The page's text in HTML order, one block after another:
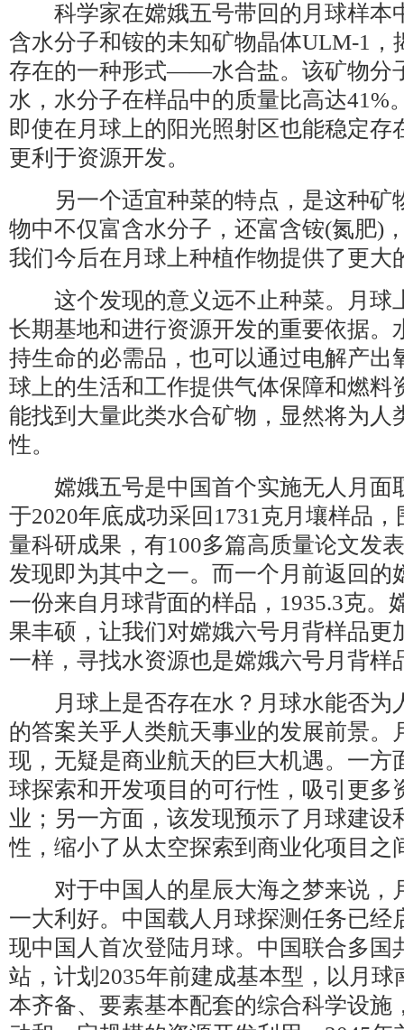
科学家在嫦娥五号带回的月球样本
含水分子和铵的未知矿物晶体ULM-1，
存在的一种形式——水合盐。该矿物分
水，水分子在样品中的质量比高达41%
即使在月球上的阳光照射区也能稳定存
更利于资源开发。
另一个适宜种菜的特点，是这种矿
物中不仅富含水分子，还富含铵(氮肥)
我们今后在月球上种植作物提供了更大
这个发现的意义远不止种菜。月球
长期基地和进行资源开发的重要依据。
持生命的必需品，也可以通过电解产出
球上的生活和工作提供气体保障和燃料
能找到大量此类水合矿物，显然将为人
性。
嫦娥五号是中国首个实施无人月面
于2020年底成功采回1731克月壤样品
量科研成果，有100多篇高质量论文发
发现即为其中之一。而一个月前返回的
一份来自月球背面的样品，1935.3克。
果丰硕，让我们对嫦娥六号月背样品更
一样，寻找水资源也是嫦娥六号月背样
月球上是否存在水？月球水能否为
的答案关乎人类航天事业的发展前景。
现，无疑是商业航天的巨大机遇。一方
球探索和开发项目的可行性，吸引更多
业；另一方面，该发现预示了月球建设
性，缩小了从太空探索到商业化项目之
对于中国人的星辰大海之梦来说，
一大利好。中国载人月球探测任务已经
现中国人首次登陆月球。中国联合多国
站，计划2035年前建成基本型，以月
本齐备、要素基本配套的综合科学设施